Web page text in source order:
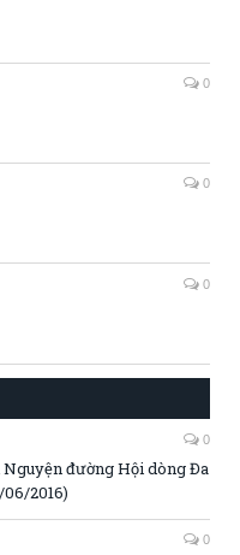
0
0
0
0
đường Hội dòng Đa
2016)
0